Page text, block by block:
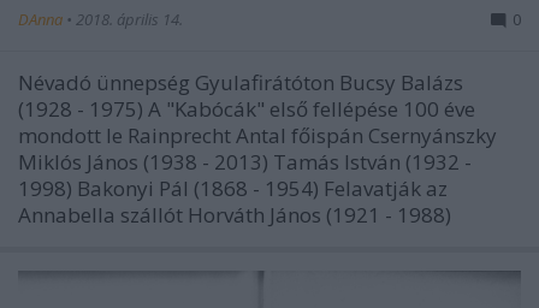
DAnna • 2018. április 14. 0
Névadó ünnepség Gyulafirátóton Bucsy Balázs
(1928 - 1975) A "Kabócák" első fellépése 100 éve
mondott le Rainprecht Antal főispán Csernyánszky
Miklós János (1938 - 2013) Tamás István (1932 -
1998) Bakonyi Pál (1868 - 1954) Felavatják az
Annabella szállót Horváth János (1921 - 1988)